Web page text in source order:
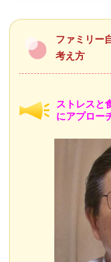
ファミリー
考え方
ストレスと
にアプロー